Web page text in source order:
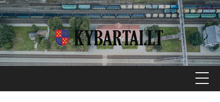
Skip
to
content